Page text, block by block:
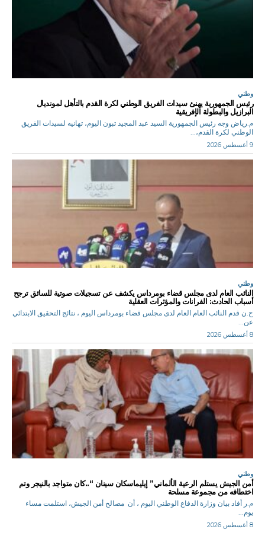
وطني
رئيس الجمهورية يهنئ سيدات الفريق الوطني لكرة القدم بالتأهل لمونديال
البرازيل والبطولة الإفريقية
م.رياض وجه رئيس الجمهورية السيد عبد المجيد تبون اليوم، تهانيه لسيدات الفريق
الوطني لكرة القدم،...
9 أغسطس 2026
وطني
النائب العام لدى مجلس قضاء بومرداس يكشف عن تسجيلات صوتية للسائق ترجح
أسباب الحادث: الفرانات والمؤثرات العقلية
ح.ن قدم النائب العام العام لدى مجلس قضاء بومرداس اليوم ، نتائج التحقيق الابتدائي
عن...
8 أغسطس 2026
وطني
أمن الجيش يستلم الرعية الألماني” إيليماسكان سينان “..كان متواجد بالنيجر وتم
اختطافه من مجموعة مسلحة
م.ر أفاد بيان وزارة الدفاع الوطني اليوم ، أن مصالح أمن الجيش، استلمت مساء
يوم...
8 أغسطس 2026